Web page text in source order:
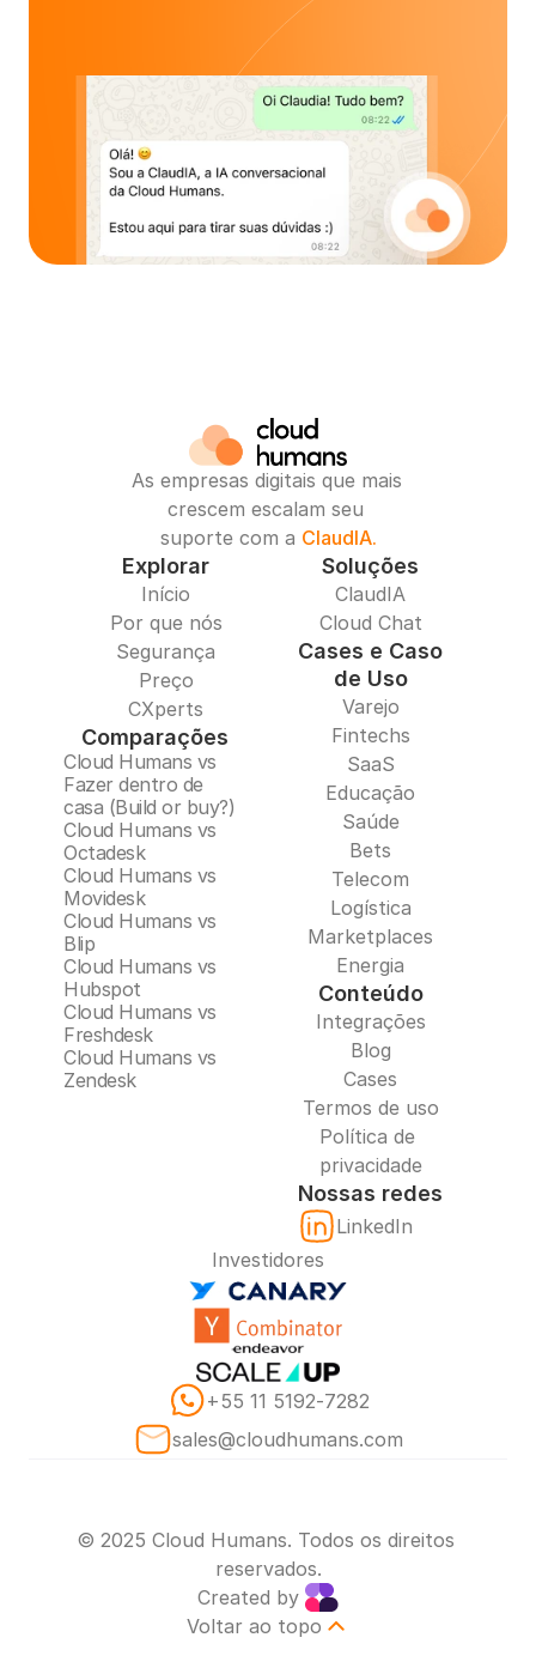
As empresas digitais que mais
crescem escalam seu
suporte com a ClaudIA.
Explorar
Início
Por que nós
Segurança
Preço
CXperts
Comparações
Cloud Humans vs
Fazer dentro de
casa (Build or buy?)
Cloud Humans vs
Octadesk
Cloud Humans vs
Movidesk
Cloud Humans vs
Blip
Cloud Humans vs
Hubspot
Cloud Humans vs
Freshdesk
Cloud Humans vs
Zendesk
Soluções
ClaudIA
Cloud Chat
Cases e Caso
de Uso
Varejo
Fintechs
SaaS
Educação
Saúde
Bets
Telecom
Logística
Marketplaces
Energia
Conteúdo
Integrações
Blog
Cases
Termos de uso
Política de
privacidade
Nossas redes
LinkedIn
Investidores
‪+55 11 5192‑7282‬
sales@cloudhumans.com
© 2025 Cloud Humans. Todos os direitos
reservados.
Created by
Voltar ao topo